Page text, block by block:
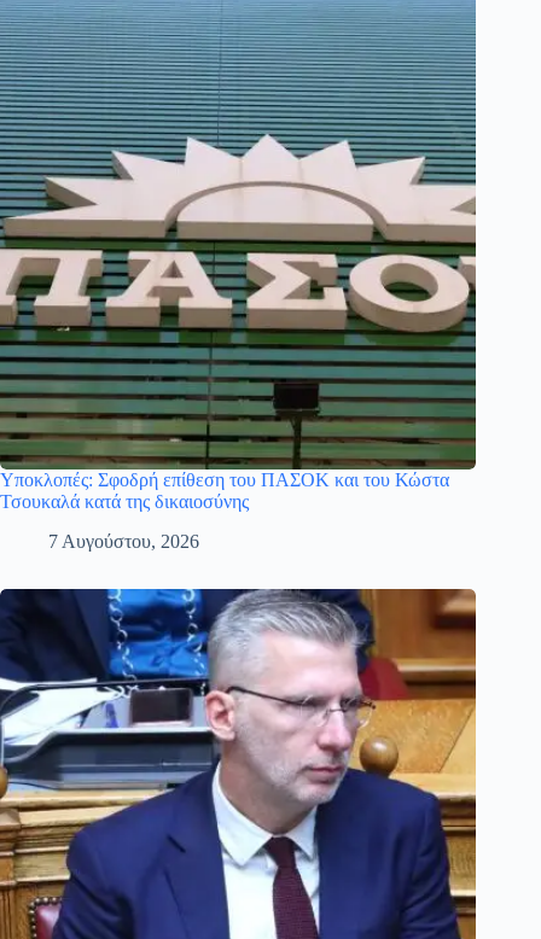
Υποκλοπές: Σφοδρή επίθεση του ΠΑΣΟΚ και του Κώστα
Τσουκαλά κατά της δικαιοσύνης
7 Αυγούστου, 2026